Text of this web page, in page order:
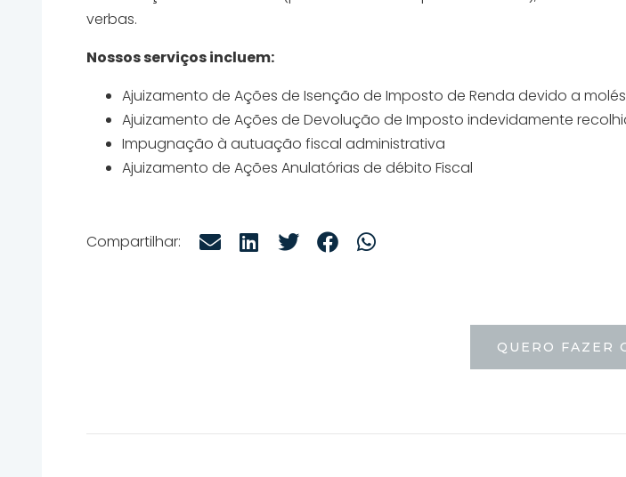
verbas.
Nossos serviços incluem:
Ajuizamento de Ações de Isenção de Imposto de Renda devido a
Ajuizamento de Ações de Devolução de Imposto indevidamente
Impugnação à autuação fiscal administrativa
Ajuizamento de Ações Anulatórias de débito Fiscal
Compartilhar:
QUERO FAZER